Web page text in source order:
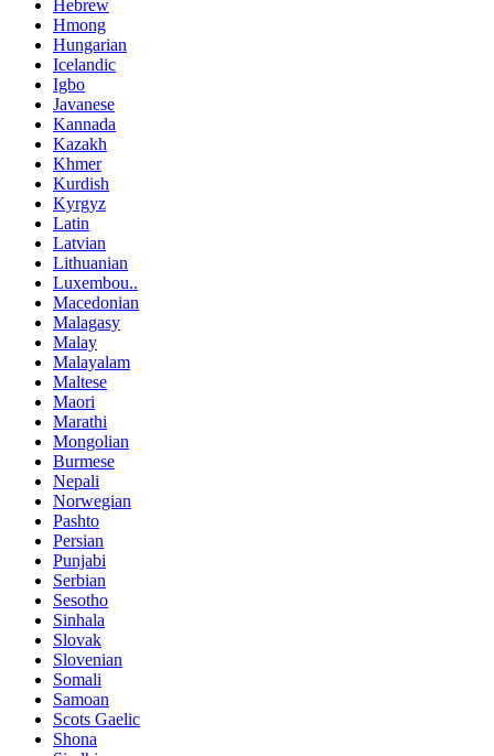
Hebrew
Hmong
Hungarian
Icelandic
Igbo
Javanese
Kannada
Kazakh
Khmer
Kurdish
Kyrgyz
Latin
Latvian
Lithuanian
Luxembou..
Macedonian
Malagasy
Malay
Malayalam
Maltese
Maori
Marathi
Mongolian
Burmese
Nepali
Norwegian
Pashto
Persian
Punjabi
Serbian
Sesotho
Sinhala
Slovak
Slovenian
Somali
Samoan
Scots Gaelic
Shona